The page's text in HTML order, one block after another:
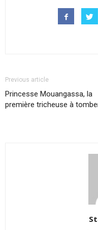
Previous article
Princesse Mouangassa, la
première tricheuse à